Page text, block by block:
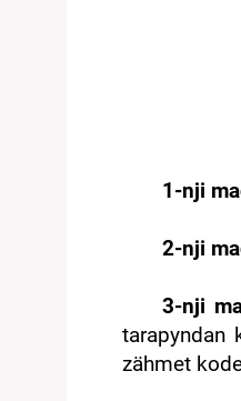
1-nji
2-nji
3-nji
tarapyndan
zähmet